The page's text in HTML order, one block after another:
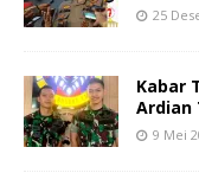
25
Kabar
Ardian
9 Mei